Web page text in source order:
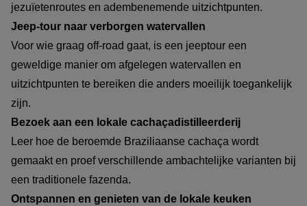
jezuïetenroutes en adembenemende uitzichtpunten.
Jeep-tour naar verborgen watervallen
Voor wie graag off-road gaat, is een jeeptour een
geweldige manier om afgelegen watervallen en
uitzichtpunten te bereiken die anders moeilijk toegankelijk
zijn.
Bezoek aan een lokale cachaçadistilleerderij
Leer hoe de beroemde Braziliaanse cachaça wordt
gemaakt en proef verschillende ambachtelijke varianten bij
een traditionele fazenda.
Ontspannen en genieten van de lokale keuken